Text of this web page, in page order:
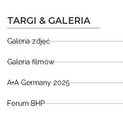
TARGI & GALERIA
Galeria zdjęć
Galeria filmów
A+A Germany 2025
Forum BHP